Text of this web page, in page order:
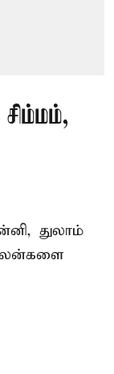
துலாம்
பலன்களை